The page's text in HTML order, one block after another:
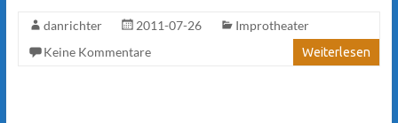
danrichter 2011-07-26
Improtheater
Keine Kommentare
Weiterlesen